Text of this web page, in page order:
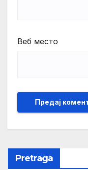
Веб место
Pretraga